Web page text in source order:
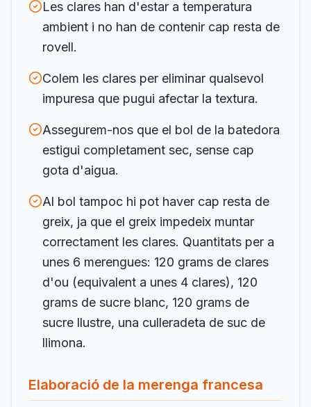
Les clares han d'estar a temperatura
ambient i no han de contenir cap resta de
rovell.
Colem les clares per eliminar qualsevol
impuresa que pugui afectar la textura.
Assegurem-nos que el bol de la batedora
estigui completament sec, sense cap
gota d'aigua.
Al bol tampoc hi pot haver cap resta de
greix, ja que el greix impedeix muntar
correctament les clares. Quantitats per a
unes 6 merengues: 120 grams de clares
d'ou (equivalent a unes 4 clares), 120
grams de sucre blanc, 120 grams de
sucre llustre, una culleradeta de suc de
llimona.
Elaboració de la merenga francesa